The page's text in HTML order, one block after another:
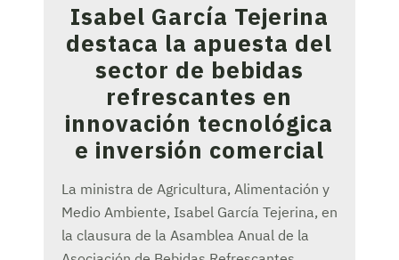
Isabel García Tejerina
destaca la apuesta del
sector de bebidas
refrescantes en
innovación tecnológica
e inversión comercial
La ministra de Agricultura, Alimentación y
Medio Ambiente, Isabel García Tejerina, en
la clausura de la Asamblea Anual de la